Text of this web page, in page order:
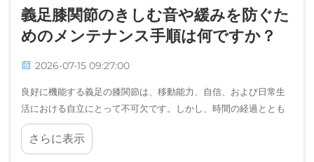
義足膝関節のきしむ音や緩みを防ぐた
めのメンテナンス手順は何ですか？
2026-07-15 09:27:00
良好に機能する義足の膝関節は、移動能力、自信、および日常生
活における自立にとって不可欠です。しかし、時間の経過ととも
にきしむ音や構造的な緩みが生じることがあり、快適性と安全性
の両方を損なう可能性があります。重要なメンテナンス…
さらに表示